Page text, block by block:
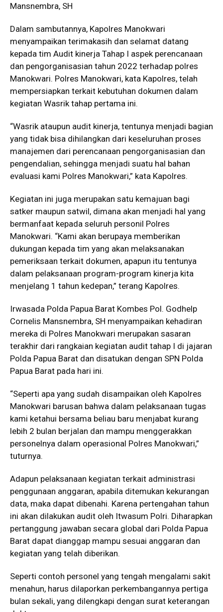
Mansnembra, SH
Dalam sambutannya, Kapolres Manokwari
menyampaikan terimakasih dan selamat datang
kepada tim Audit kinerja Tahap I aspek perencanaan
dan pengorganisasian tahun 2022 terhadap polres
Manokwari. Polres Manokwari, kata Kapolres, telah
mempersiapkan terkait kebutuhan dokumen dalam
kegiatan Wasrik tahap pertama ini.
“Wasrik ataupun audit kinerja, tentunya menjadi bagian
yang tidak bisa dihilangkan dari keseluruhan proses
manajemen dari perencanaan pengorganisasian dan
pengendalian, sehingga menjadi suatu hal bahan
evaluasi kami Polres Manokwari,” kata Kapolres.
Kegiatan ini juga merupakan satu kemajuan bagi
satker maupun satwil, dimana akan menjadi hal yang
bermanfaat kepada seluruh personil Polres
Manokwari. “Kami akan berupaya memberikan
dukungan kepada tim yang akan melaksanakan
pemeriksaan terkait dokumen, apapun itu tentunya
dalam pelaksanaan program-program kinerja kita
menjelang 1 tahun kedepan,” terang Kapolres.
Irwasada Polda Papua Barat Kombes Pol. Godhelp
Cornelis Mansnembra, SH menyampaikan kehadiran
mereka di Polres Manokwari merupakan sasaran
terakhir dari rangkaian kegiatan audit tahap I di jajaran
Polda Papua Barat dan disatukan dengan SPN Polda
Papua Barat pada hari ini.
“Seperti apa yang sudah disampaikan oleh Kapolres
Manokwari barusan bahwa dalam pelaksanaan tugas
kami ketahui bersama beliau baru menjabat kurang
lebih 2 bulan berjalan dan mampu menggerakkan
personelnya dalam operasional Polres Manokwari,”
tuturnya.
Adapun pelaksanaan kegiatan terkait administrasi
penggunaan anggaran, apabila ditemukan kekurangan
data, maka dapat dibenahi. Karena pertengahan tahun
ini akan dilakukan audit oleh Itwasum Polri. Diharapkan
pertanggung jawaban secara global dari Polda Papua
Barat dapat dianggap mampu sesuai anggaran dan
kegiatan yang telah diberikan.
Seperti contoh personel yang tengah mengalami sakit
menahun, harus dilaporkan perkembangannya pertiga
bulan sekali, yang dilengkapi dengan surat keterangan